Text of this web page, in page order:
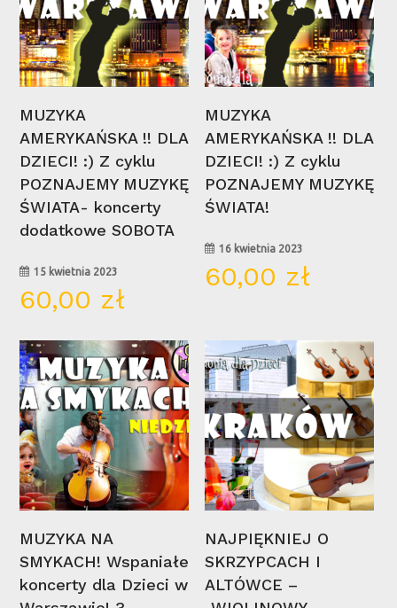
MUZYKA
AMERYKAŃSKA !! DLA
DZIECI! :) Z cyklu
POZNAJEMY MUZYKĘ
ŚWIATA- koncerty
dodatkowe SOBOTA
15 kwietnia 2023
60,00 zł
MUZYKA
AMERYKAŃSKA !! DLA
DZIECI! :) Z cyklu
POZNAJEMY MUZYKĘ
ŚWIATA!
16 kwietnia 2023
60,00 zł
29
wrz
MUZYKA NA
SMYKACH! Wspaniałe
koncerty dla Dzieci w
20
lis
NAJPIĘKNIEJ O
SKRZYPCACH I
ALTÓWCE –